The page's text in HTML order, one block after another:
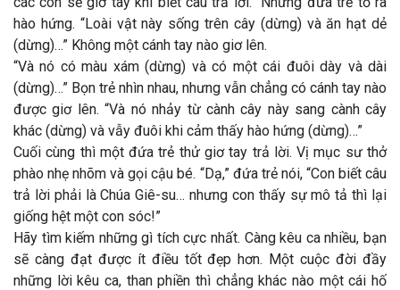
hào hứng. “Loài vật này sống trên cây (dừng) và ăn hạt dẻ
(dừng)…” Không một cánh tay nào giơ lên.
“Và nó có màu xám (dừng) và có một cái đuôi dày và dài
(dừng)…” Bọn trẻ nhìn nhau, nhưng vẫn chẳng có cánh tay nào
được giơ lên. “Và nó nhảy từ cành cây này sang cành cây
khác (dừng) và vẫy đuôi khi cảm thấy hào hứng (dừng)…”
Cuối cùng thì một đứa trẻ thử giơ tay trả lời. Vị mục sư thở
phào nhẹ nhõm và gọi cậu bé. “Dạ,” đứa trẻ nói, “Con biết câu
trả lời phải là Chúa Giê-su… nhưng con thấy sự mô tả thì lại
giống hệt một con sóc!”
Hãy tìm kiếm những gì tích cực nhất. Càng kêu ca nhiều, bạn
sẽ càng đạt được ít điều tốt đẹp hơn. Một cuộc đời đầy
những lời kêu ca, than phiền thì chẳng khác nào một cái hố